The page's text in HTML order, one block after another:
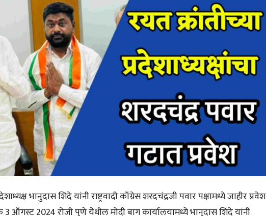
भानुदास शिंदे यांनी राष्ट्रवादी काँग्रेस शरदचंद्रजी पवार पक्षामध्ये जाहीर प्रवेश
ऑगस्ट 2024 रोजी पुणे येथील मोदी बाग कार्यालयामध्ये भानुदास शिंदे यांनी